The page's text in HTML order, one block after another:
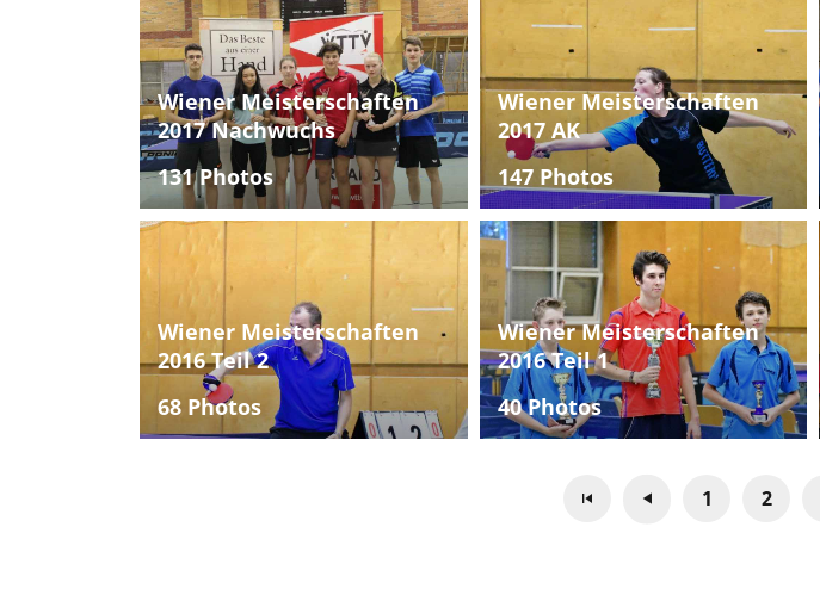
Wiener Meisterschaften
2017 Nachwuchs
131 Photos
Wiener Meisterschaften
2017 AK
147 Photos
Wiener Meisterschaften
2016 Teil 2
68 Photos
Wiener Meisterschaften
2016 Teil 1
40 Photos
1 2